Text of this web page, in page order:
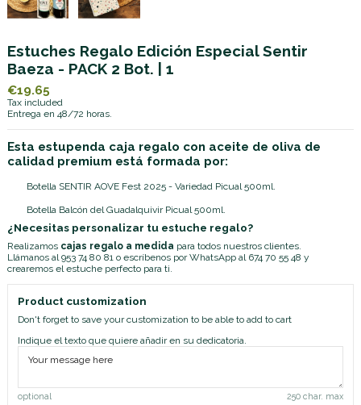
Estuches Regalo Edición Especial Sentir
Baeza - PACK 2 Bot. | 1
€19.65
Tax included
Entrega en 48/72 horas.
Esta estupenda caja regalo con aceite de oliva de
calidad premium está formada por:
Botella SENTIR AOVE Fest 2025 - Variedad Picual 500ml.
Botella Balcón del Guadalquivir Picual 500ml.
¿Necesitas personalizar tu estuche regalo?
Realizamos cajas regalo a medida para todos nuestros clientes.
Llámanos al953 74 80 81 o escríbenos porWhatsApp al 674 70 55 48 y
crearemos el estuche perfecto para ti.
Product customization
Don't forget to save your customization to be able to add to cart
Indique el texto que quiere añadir en su dedicatoria.
optional 250 char. max